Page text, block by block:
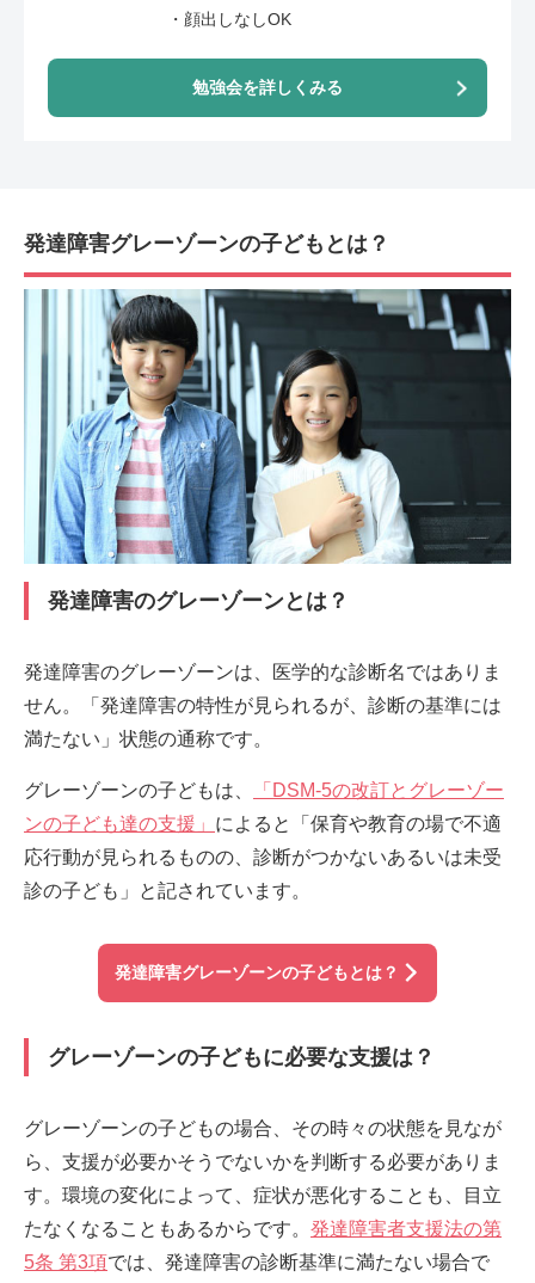
・顔出しなしOK
勉強会を詳しくみる
発達障害グレーゾーンの子どもとは？
発達障害のグレーゾーンとは？
発達障害のグレーゾーンは、医学的な診断名ではありま
せん。「発達障害の特性が見られるが、診断の基準には
満たない」状態の通称です。
グレーゾーンの子どもは、
「DSM-5の改訂とグレーゾー
ンの子ども達の支援」 によると「保育や教育の場で不適
応行動が見られるものの、診断がつかないあるいは未受
診の子ども」と記されています。
発達障害グレーゾーンの子どもとは？
グレーゾーンの子どもに必要な支援は？
グレーゾーンの子どもの場合、その時々の状態を見なが
ら、支援が必要かそうでないかを判断する必要がありま
す。環境の変化によって、症状が悪化することも、目立
たなくなることもあるからです。 発達障害者支援法の第
5条 第3項では、発達障害の診断基準に満たない場合で